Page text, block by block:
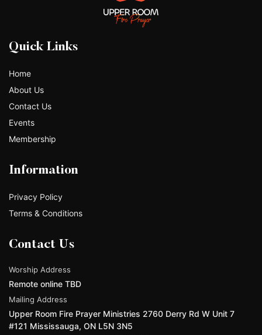
Quick Links
Home
About Us
Contact Us
Events
Membership
Information
Privacy Policy
Terms & Conditions
Contact Us
Worship Address
Remote online TBD
Mailing Address
Upper Room Fire Prayer Ministries 2760 Derry Rd W Unit 7
#121 Mississauga, ON L5N 3N5